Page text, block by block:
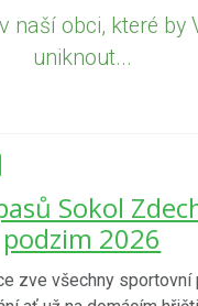
naší obci, které by
uniknout...
Sokol
podzim 2026
zve všechny sportovní